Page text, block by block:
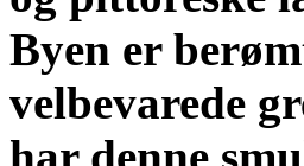
Byen er
velbevarede
har denne